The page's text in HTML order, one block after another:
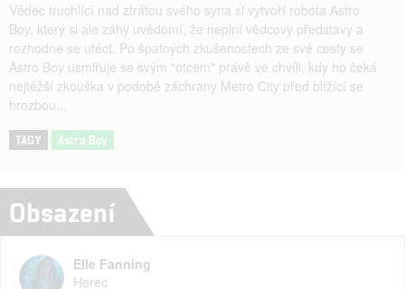
Vědec truchlící nad ztrátou svého syna si vytvoří robota Astro
Boy, který si ale záhy uvědomí, že neplní vědcovy představy a
rozhodne se utéct. Po špatných zkušenostech ze své cesty se
Astro Boy usmiřuje se svým "otcem" právě ve chvíli, kdy ho čeká
nejtěžší zkouška v podobě záchrany Metro City před blížící se
hrozbou...
TAGY Astro Boy
Obsazení
Elle Fanning
Herec